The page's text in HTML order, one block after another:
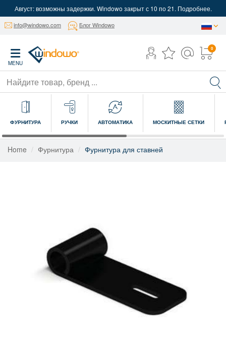
Август: возможны задержки. Windowo закрыт с 10 по 21. Подробнее.
info@windowo.com Блог Windowo
MENU
0
ФУРНИТУРА РУЧКИ АВТОМАТИКА МОСКИТНЫЕ СЕТКИ
Home Фурнитура Фурнитура для ставней